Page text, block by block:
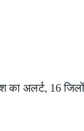
का अलर्ट, 16 जिलों